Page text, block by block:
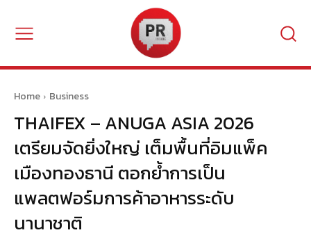
Home Business
THAIFEX – ANUGA ASIA 2026
เตรียมจัดยิ่งใหญ่ เต็มพื้นที่อิมแพ็ค
เมืองทองธานี ตอกย้ำการเป็น
แพลตฟอร์มการค้าอาหารระดับ
นานาชาติ